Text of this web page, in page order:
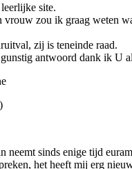
site.
vrouw zou ik graag weten
zij is teneinde raad.
antwoord dank ik U
neemt sinds enige tijd
het heeft mij erg